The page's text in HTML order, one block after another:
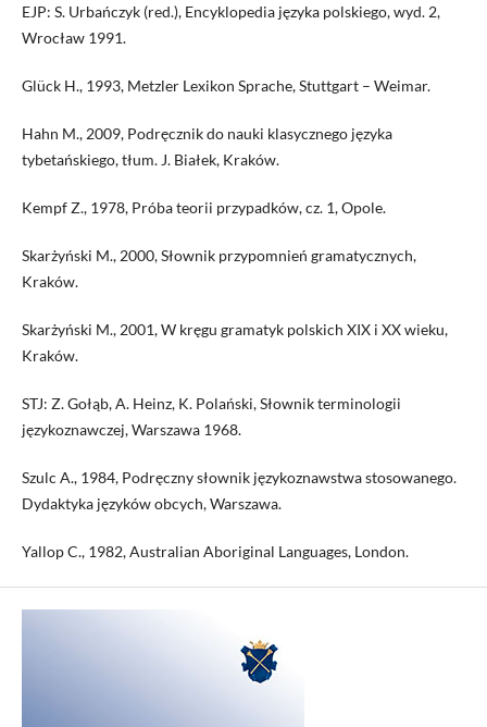
EJP: S. Urbańczyk (red.), Encyklopedia języka polskiego, wyd. 2,
Wrocław 1991.
Glück H., 1993, Metzler Lexikon Sprache, Stuttgart – Weimar.
Hahn M., 2009, Podręcznik do nauki klasycznego języka
tybetańskiego, tłum. J. Białek, Kraków.
Kempf Z., 1978, Próba teorii przypadków, cz. 1, Opole.
Skarżyński M., 2000, Słownik przypomnień gramatycznych,
Kraków.
Skarżyński M., 2001, W kręgu gramatyk polskich XIX i XX wieku,
Kraków.
STJ: Z. Gołąb, A. Heinz, K. Polański, Słownik terminologii
językoznawczej, Warszawa 1968.
Szulc A., 1984, Podręczny słownik językoznawstwa stosowanego.
Dydaktyka języków obcych, Warszawa.
Yallop C., 1982, Australian Aboriginal Languages, London.